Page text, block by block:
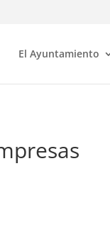
El Ayuntamiento